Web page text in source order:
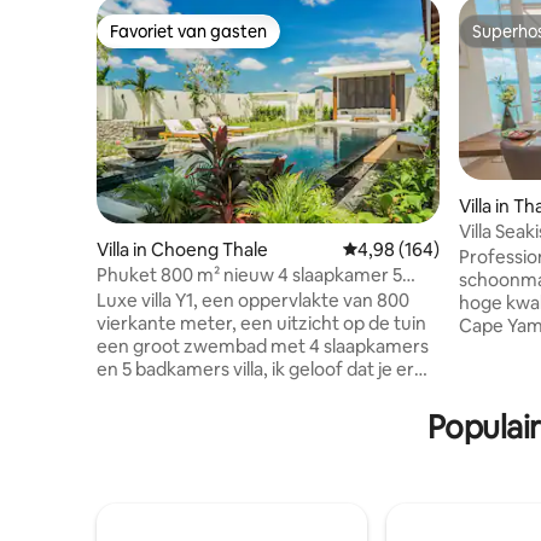
Favoriet van gasten
Favoriet van gasten
Villa in Choeng Thale Gemiddelde
4,98 (164)
Phuket 800 m² nieuw 4 slaapkamer 5
badkamer groot zwembad luxe tuin villa
Y1
Luxe villa Y1, een oppervlakte van 800
vierkante meter, een uitzicht op de tuin
een groot zwembad met 4 slaapkamers
en 5 badkamers villa, ik geloof dat je er
Villa in
Villa
met
butler
hoge
Cape
villa
en is 17